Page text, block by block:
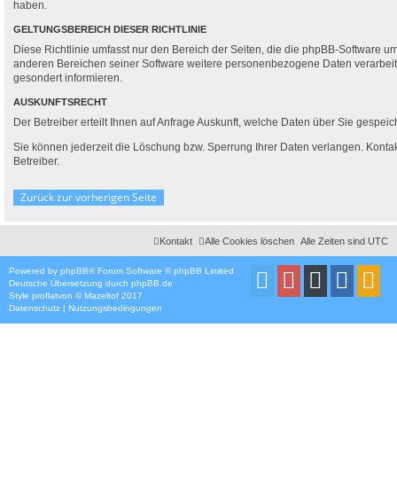
haben.
GELTUNGSBEREICH DIESER RICHTLINIE
Diese Richtlinie umfasst nur den Bereich der Seiten, die die phpBB-Software
anderen Bereichen seiner Software weitere personenbezogene Daten
gesondert informieren.
AUSKUNFTSRECHT
Der Betreiber erteilt Ihnen auf Anfrage Auskunft, welche Daten über Sie
Sie können jederzeit die Löschung bzw. Sperrung Ihrer Daten verlangen.
Betreiber.
Zurück zur vorherigen Seite
Alle Zeiten sind UTC
Alle Cookies löschen
Kontakt
Powered by phpBB® Forum Software © phpBB Limited
Deutsche Übersetzung durch phpBB.de
Style proflatvon ©Mazeltof 2017
Datenschutz | Nutzungsbedingungen